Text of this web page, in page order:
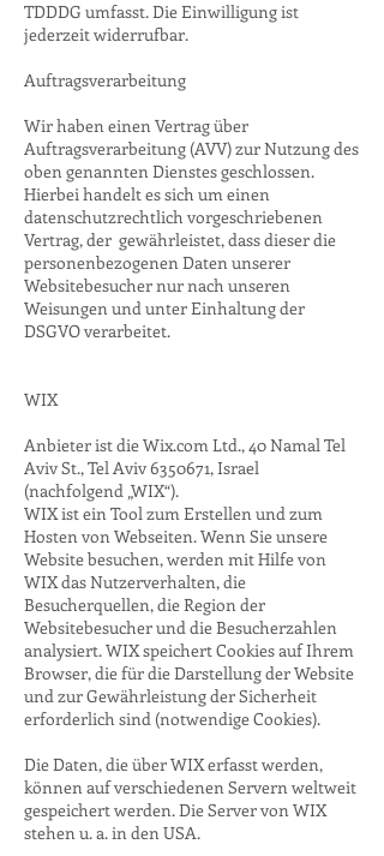
TDDDG umfasst. Die Einwilligung ist
jederzeit widerrufbar.
Auftragsverarbeitung
Wir haben einen Vertrag über
Auftragsverarbeitung (AVV) zur Nutzung des
oben genannten Dienstes geschlossen.
Hierbei handelt es sich um einen
datenschutzrechtlich vorgeschriebenen
Vertrag, der gewährleistet, dass dieser die
personenbezogenen Daten unserer
Websitebesucher nur nach unseren
Weisungen und unter Einhaltung der
DSGVO verarbeitet.
WIX
Anbieter ist die Wix.com Ltd., 40 Namal Tel
Aviv St., Tel Aviv 6350671, Israel
(nachfolgend „WIX“).
WIX ist ein Tool zum Erstellen und zum
Hosten von Webseiten. Wenn Sie unsere
Website besuchen, werden mit Hilfe von
WIX das Nutzerverhalten, die
Besucherquellen, die Region der
Websitebesucher und die Besucherzahlen
analysiert. WIX speichert Cookies auf Ihrem
Browser, die für die Darstellung der Website
und zur Gewährleistung der Sicherheit
erforderlich sind (notwendige Cookies).
Die Daten, die über WIX erfasst werden,
können auf verschiedenen Servern weltweit
gespeichert werden. Die Server von WIX
stehen u. a. in den USA.